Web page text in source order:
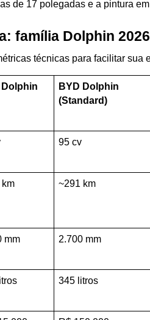
de 17 polegadas e a pintura
família Dolphin 2026
técnicas para facilitar sua
Dolphin
BYD Dolphin
(Standard)
95 cv
~291 km
mm 2.700 mm
345 litros